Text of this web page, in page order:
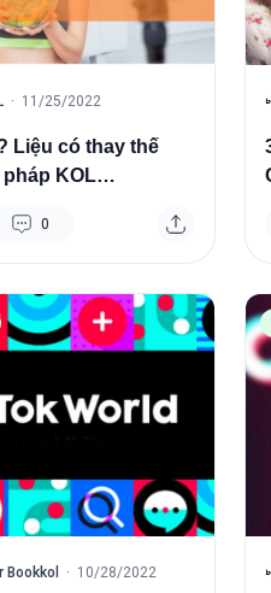
· 11/25/2022
Liệu có thay thế
KOL
0
Bookkol · 10/28/2022